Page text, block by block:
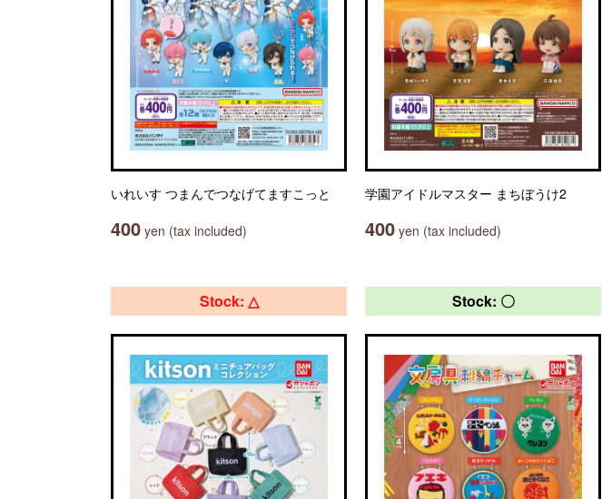
いれいす つまんでつなげてますこっと
400 yen (tax included)
学園アイドルマスター まちぼうけ2
400 yen (tax included)
Stock: △ Stock: 〇